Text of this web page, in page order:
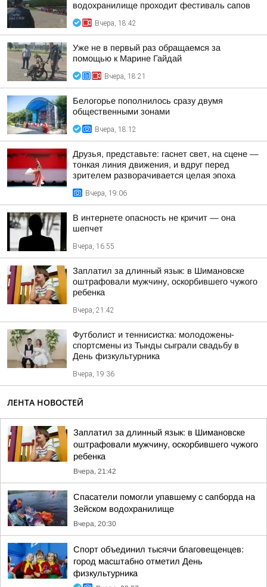
водохранилище проходит фестиваль сапов
Вчера, 18:42
Уже не в первый раз обращаемся за
помощью к Марине Гайдай
Вчера, 18:21
Белогорье пополнилось сразу двумя
общественными зонами
Вчера, 18:12
Друзья, представьте: гаснет свет, на сцене —
тонкая линия движения, и вдруг перед
зрителем разворачивается целая эпоха
Вчера, 19:06
В интернете опасность не кричит — она
шепчет
Вчера, 16:55
Заплатил за длинный язык: в Шимановске
оштрафовали мужчину, оскорбившего чужого
ребенка
Вчера, 21:42
Футболист и теннисистка: молодожены-
спортсмены из Тынды сыграли свадьбу в
День физкультурника
Вчера, 19:36
ЛЕНТА НОВОСТЕЙ
Заплатил за длинный язык: в Шимановске
оштрафовали мужчину, оскорбившего чужого
ребенка
Вчера, 21:42
Спасатели помогли упавшему с сапборда на
Зейском водохранилище
Вчера, 20:30
Спорт объединил тысячи благовещенцев:
город масштабно отметил День
физкультурника